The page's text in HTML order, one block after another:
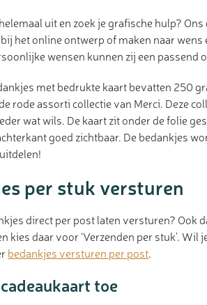
uit en zoek je grafische hulp?
het online ontwerp of maken naar
wensen kunnen zij een passend
met bedrukte kaart bevatten 250
rode assorti collectie van Merci. Deze
wat wils. De kaart zit onder de folie
goed zichtbaar. De bedankjes
per stuk versturen
direct per post laten versturen? Ook
kies daar voor ‘Verzenden per stuk’. Wil
bedankjes versturen per post.
toe